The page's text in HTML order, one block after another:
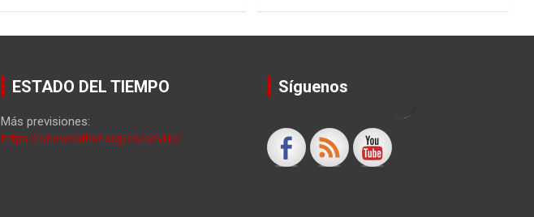
ESTADO DEL TIEMPO
Más previsiones:
https://oneweather.org/es/seville/
Síguenos